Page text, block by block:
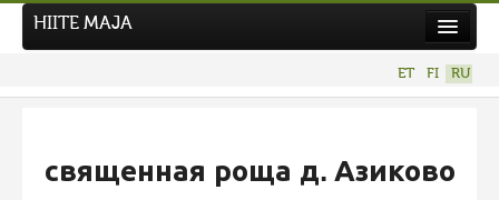
Hiite kuvavõistlus 2026
HIITE MAJA
ET FI RU
священная роща д. Азиково